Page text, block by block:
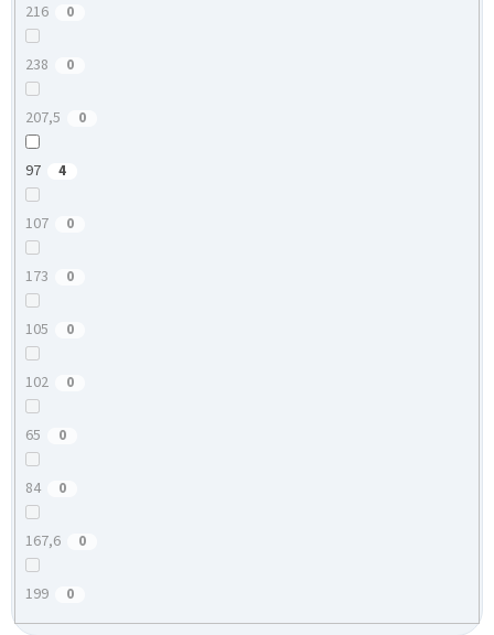
216 0
238 0
207,5 0
97 4
107 0
173 0
105 0
102 0
65 0
84 0
167,6 0
199 0